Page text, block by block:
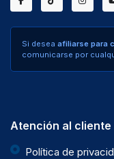
Si desea afiliarse para
comunicarse por
Atención al cliente
Política de